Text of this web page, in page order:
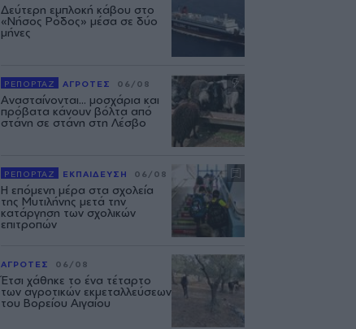
Δεύτερη εμπλοκή κάβου στο
«Νήσος Ρόδος» μέσα σε δύο
μήνες
ΡΕΠΟΡΤΑΖ ΑΓΡΟΤΕΣ 06/08
Ανασταίνονται... μοσχάρια και
πρόβατα κάνουν βόλτα από
στάνη σε στάνη στη Λέσβο
ΡΕΠΟΡΤΑΖ ΕΚΠΑΙΔΕΥΣΗ 06/08
Η επόμενη μέρα στα σχολεία
της Μυτιλήνης μετά την
κατάργηση των σχολικών
επιτροπών
ΑΓΡΟΤΕΣ 06/08
Έτσι χάθηκε το ένα τέταρτο
των αγροτικών εκμεταλλεύσεων
του Βορείου Αιγαίου